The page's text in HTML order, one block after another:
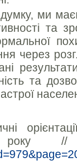
ми
та
через
та